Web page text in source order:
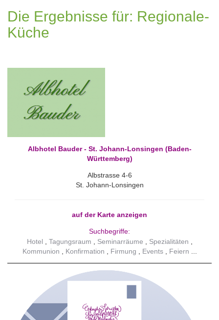
Die Ergebnisse für: Regionale-
Küche
Albhotel Bauder - St. Johann-Lonsingen (Baden-
Württemberg)
Albstrasse 4-6
St. Johann-Lonsingen
auf der Karte anzeigen
Suchbegriffe:
Hotel
Tagungsraum Seminarräume
Spezialitäten
Kommunion
Konfirmation Firmung Events Feiern